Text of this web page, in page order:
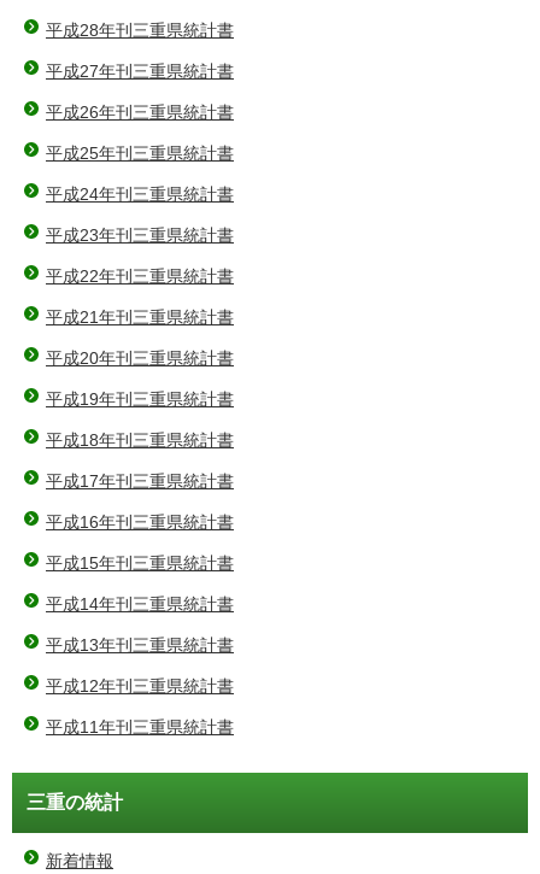
平成28年刊三重県統計書
平成27年刊三重県統計書
平成26年刊三重県統計書
平成25年刊三重県統計書
平成24年刊三重県統計書
平成23年刊三重県統計書
平成22年刊三重県統計書
平成21年刊三重県統計書
平成20年刊三重県統計書
平成19年刊三重県統計書
平成18年刊三重県統計書
平成17年刊三重県統計書
平成16年刊三重県統計書
平成15年刊三重県統計書
平成14年刊三重県統計書
平成13年刊三重県統計書
平成12年刊三重県統計書
平成11年刊三重県統計書
三重の統計
新着情報